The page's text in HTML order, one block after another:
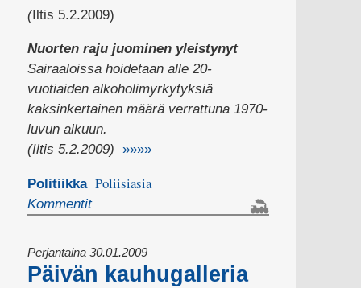
(Iltis 5.2.2009)
Nuorten raju juominen yleistynyt
Sairaaloissa hoidetaan alle 20-
vuotiaiden alkoholimyrkytyksiä
kaksinkertainen määrä verrattuna 1970-
luvun alkuun.
(Iltis 5.2.2009) »»»»
Politiikka Poliisiasia
Kommentit
Perjantaina 30.01.2009
Päivän kauhugalleria